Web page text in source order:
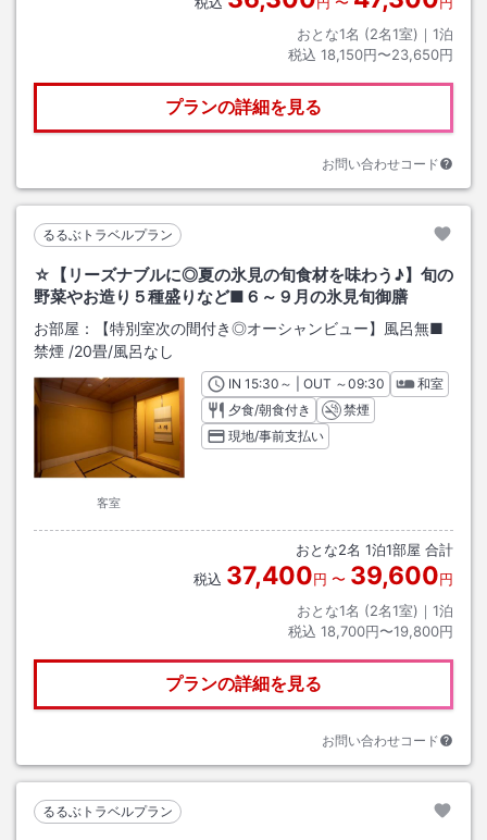
おとな1名 (2名1室)｜ 1泊
税込 18,150円〜23,650円
プランの詳細を見る
お問い合わせコード
るるぶトラベルプラン
☆【リーズナブルに◎夏の氷見の旬食材を味わう♪】旬の
野菜やお造り５種盛りなど■６～９月の氷見旬御膳
お部屋：
【特別室次の間付き◎オーシャンビュー】風呂無■
禁煙 /20畳/風呂なし
客室
INチェックイン
15:30 ～ | OUT チェックアウト
～09:30
和室
夕食/朝食付き
禁煙
現地/事前支払い
おとな2名 1泊1部屋 合計
税込 37,400円 〜 39,600円
おとな1名 (2名1室)｜ 1泊
税込 18,700円〜19,800円
プランの詳細を見る
お問い合わせコード
るるぶトラベルプラン